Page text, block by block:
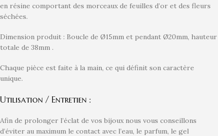
en résine comportant des morceaux de feuilles d’or et des fleurs
séchées.
Dimension produit : Boucle de Ø15mm et pendant Ø20mm, hauteur
totale de 38mm .
Chaque pièce est faite à la main, ce qui définit son caractère
unique.
Utilisation / Entretien :
Afin de prolonger l’éclat de vos bijoux nous vous conseillons
d’éviter au maximum le contact avec l’eau, le parfum, le gel